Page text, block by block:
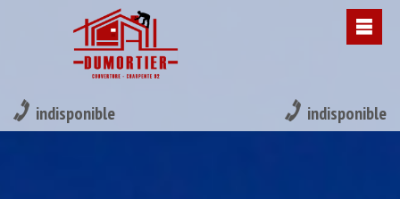
indisponible indisponible